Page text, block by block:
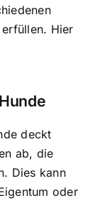
Hier
deckt
ab, die
Dies kann
oder